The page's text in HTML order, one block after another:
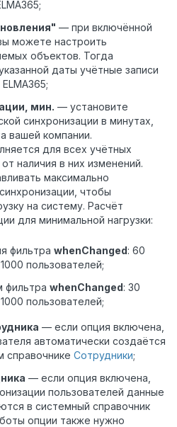
— при включённой
можете настроить
объектов. Тогда
даты учётные записи
мин. — установите
синхронизации в минутах,
вашей компании.
для всех учётных
наличия в них изменений.
максимально
чтобы
на систему. Расчёт
для минимальной нагрузки:
фильтра whenChanged: 60
пользователей;
фильтра whenChanged: 30
пользователей;
— если опция включена,
автоматически создаётся
справочнике Сотрудники;
— если опция включена,
пользователей данные
в системный справочник
опции также нужно